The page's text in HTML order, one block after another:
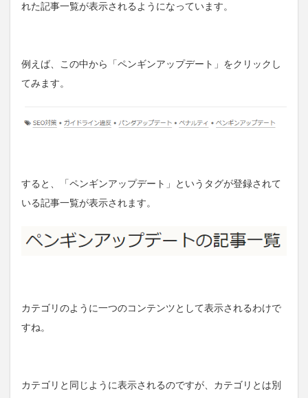
れた記事一覧が表示されるようになっています。
例えば、この中から「ペンギンアップデート」をクリックし
てみます。
すると、「ペンギンアップデート」というタグが登録されて
いる記事一覧が表示されます。
カテゴリのように一つのコンテンツとして表示されるわけで
すね。
カテゴリと同じように表示されるのですが、カテゴリとは別